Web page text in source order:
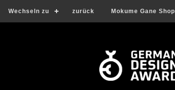
Wechseln zu zurück Mokume Gane Shop